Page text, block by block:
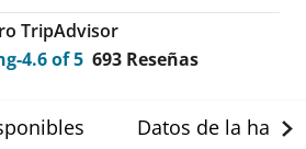
TripAdvisor
693 Reseñas
Datos de la